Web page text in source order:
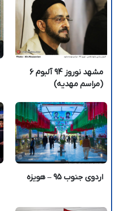
مشهد نوروز 94 آلبوم 6
(مراسم مهدیه)
اردوی جنوب 95 – هویزه